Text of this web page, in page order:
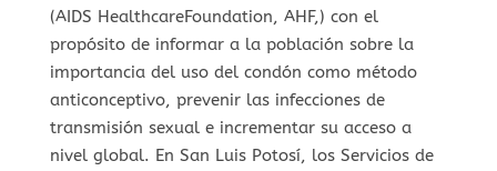
(AIDS HealthcareFoundation, AHF,) con el
propósito de informar a la población sobre la
importancia del uso del condón como método
anticonceptivo, prevenir las infecciones de
transmisión sexual e incrementar su acceso a
nivel global. En San Luis Potosí, los Servicios de